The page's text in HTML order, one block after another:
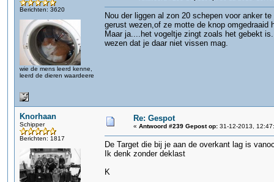
Berichten: 3620
wie de mens leerd kenne,
leerd de dieren waardeere
Nou der liggen al zon 20 schepen voor anker
gerust wezen,of ze motte de knop omgedraaid
Maar ja....het vogeltje zingt zoals het gebekt
wezen dat je daar niet vissen mag.
Knorhaan
Schipper
Berichten: 1817
Re: Gespot
« Antwoord #239 Gepost op: 31-12-2013,
De Target die bij je aan de overkant lag is
Ik denk zonder deklast
K